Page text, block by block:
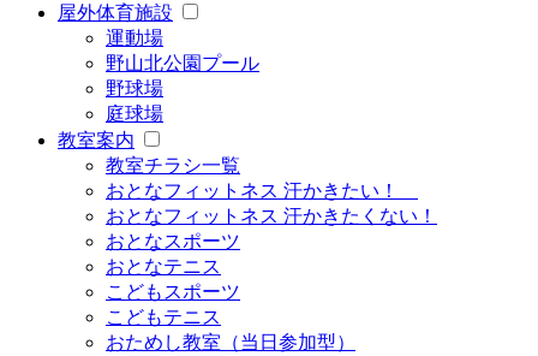
屋外体育施設
運動場
野山北公園プール
野球場
庭球場
教室案内
教室チラシ一覧
おとなフィットネス 汗かきたい！
おとなフィットネス 汗かきたくない！
おとなスポーツ
おとなテニス
こどもスポーツ
こどもテニス
おためし教室（当日参加型）